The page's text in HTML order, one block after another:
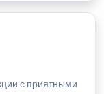
с приятными